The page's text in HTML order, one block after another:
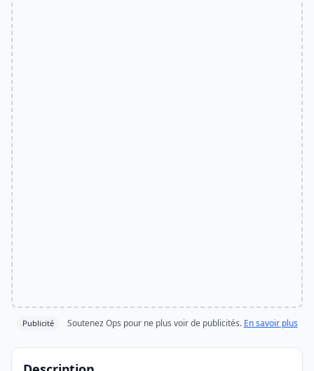
Publicité Soutenez Ops pour ne plus voir de publicités. En savoir plus